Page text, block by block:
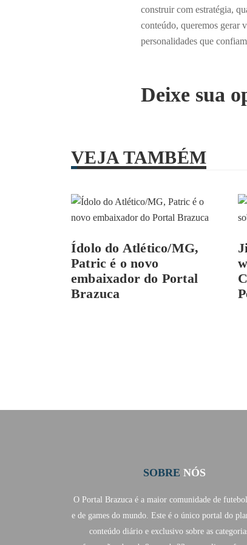
construir com estratégia,
conteúdo, queremos gerar
personalidades que
Deixe sua
VEJA TAMBÉM
Ídolo do Atlético/MG,
Patric é o novo
embaixador do Portal
Brazuca
SOBRE NÓS
O Portal Brazuca é a maior comunidade de
e de games do mundo. Este é o único portal do
conteúdo diário e exclusivo sobre as